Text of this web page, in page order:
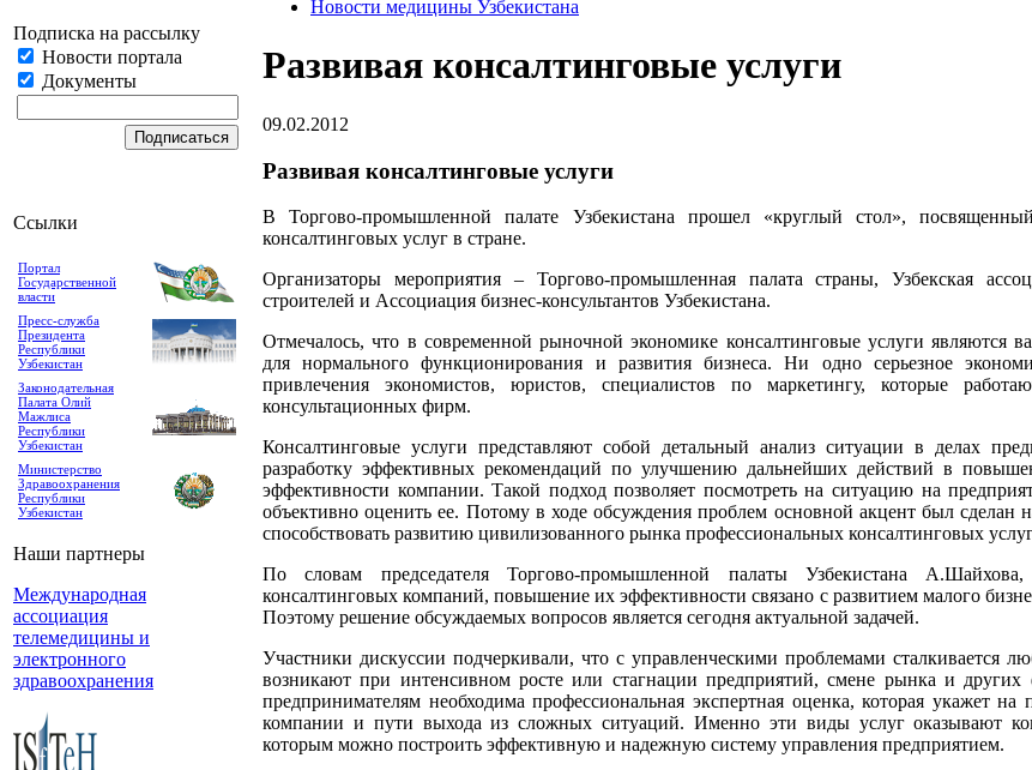
Подписка на рассылку
Новости портала
Документы
Ссылки
Портал
Государственной
власти
Пресс-служба
Президента
Республики
Узбекистан
Законодательная
Палата Олий
Мажлиса
Республики
Узбекистан
Министерство
Здравоохранения
Республики
Узбекистан
Наши партнеры
Международная
ассоциация
телемедицины и
электронного
здравоохранения
Новости медицины Узбекистана
Развивая консалтинговые услуги
09.02.2012
Развивая консалтинговые услуги
В Торгово-промышленной палате Узбекистана прошел «круглый стол»,
консалтинговых услуг в стране.
Организаторы мероприятия – Торгово-промышленная палата страны, Узбекская
строителей и Ассоциация бизнес-консультантов Узбекистана.
Отмечалось, что в современной рыночной экономике консалтинговые услуги являются
для нормального функционирования и развития бизнеса. Ни одно серьезное
привлечения экономистов, юристов, специалистов по маркетингу, которые
консультационных фирм.
Консалтинговые услуги представляют собой детальный анализ ситуации в делах
разработку эффективных рекомендаций по улучшению дальнейших действий в
эффективности компании. Такой подход позволяет посмотреть на ситуацию на
объективно оценить ее. Потому в ходе обсуждения проблем основной акцент был сделан
способствовать развитию цивилизованного рынка профессиональных консалтинговых
По словам председателя Торгово-промышленной палаты Узбекистана А.Шайхова,
консалтинговых компаний, повышение их эффективности связано с развитием малого
Поэтому решение обсуждаемых вопросов является сегодня актуальной задачей.
Участники дискуссии подчеркивали, что с управленческими проблемами сталкивается
возникают при интенсивном росте или стагнации предприятий, смене рынка и
предпринимателям необходима профессиональная экспертная оценка, которая укажет
компании и пути выхода из сложных ситуаций. Именно эти виды услуг оказывают
которым можно построить эффективную и надежную систему управления предприятием.